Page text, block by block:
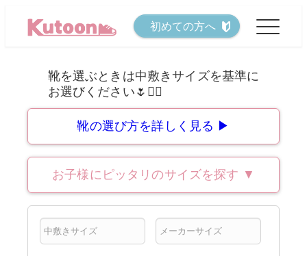
初めての方へ
靴の選び方を詳しく見る ▶
お子様にピッタリのサイズを探す ▼